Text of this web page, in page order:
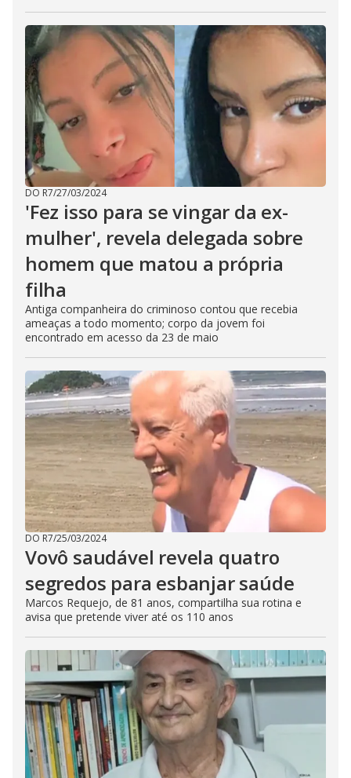
DO R7/27/03/2024
'Fez isso para se vingar da ex-
mulher', revela delegada sobre
homem que matou a própria
filha
Antiga companheira do criminoso contou que recebia
ameaças a todo momento; corpo da jovem foi
encontrado em acesso da 23 de maio
DO R7/25/03/2024
Vovô saudável revela quatro
segredos para esbanjar saúde
Marcos Requejo, de 81 anos, compartilha sua rotina e
avisa que pretende viver até os 110 anos